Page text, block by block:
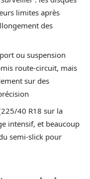
limites après
des
ou suspension
route-circuit, mais
sur des
40 R18 sur la
intensif, et beaucoup
semi-slick pour